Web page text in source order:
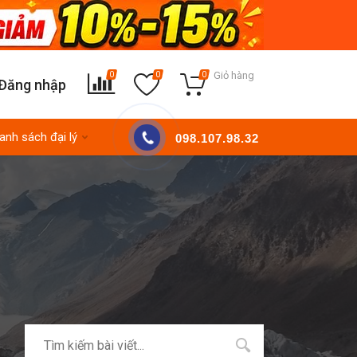
sách đại lý 098.107.98.32
nhập
0 0 0 Giỏ hàng